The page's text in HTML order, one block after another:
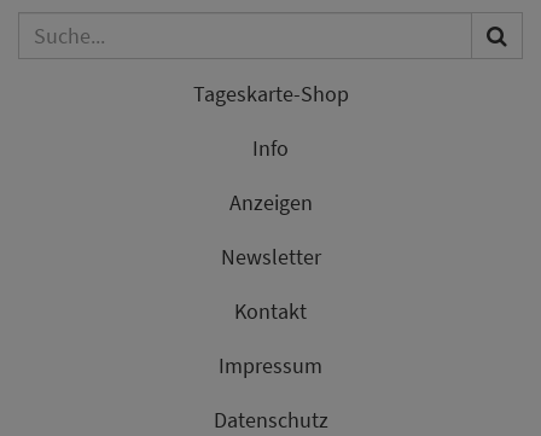
Tageskarte-Shop
Info
Anzeigen
Newsletter
Kontakt
Impressum
Datenschutz